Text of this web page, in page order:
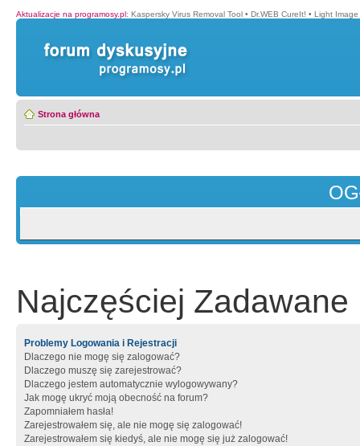
Aktualizacje na programosy.pl: Kaspersky Virus Removal Tool • Dr.WEB CureIt! • Light Image
Strona główna
Najczęściej Zadawane
Problemy Logowania i Rejestracji
Dlaczego nie mogę się zalogować?
Dlaczego muszę się zarejestrować?
Dlaczego jestem automatycznie wylogowywany?
Jak mogę ukryć moją obecność na forum?
Zapomniałem hasła!
Zarejestrowałem się, ale nie mogę się zalogować!
Zarejestrowałem się kiedyś, ale nie mogę się już zalogować!